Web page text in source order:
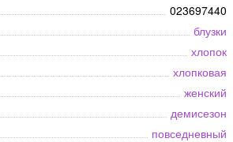
023697440
блузки
хлопок
хлопковая
женский
демисезон
повседневный